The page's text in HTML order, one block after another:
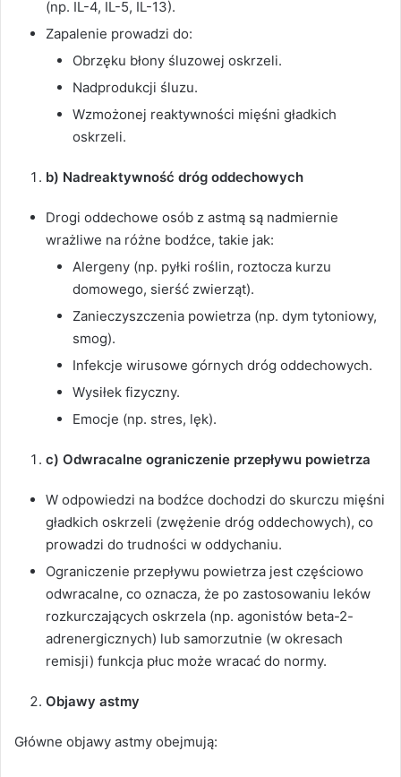
(np. IL-4, IL-5, IL-13).
Zapalenie prowadzi do:
Obrzęku błony śluzowej oskrzeli.
Nadprodukcji śluzu.
Wzmożonej reaktywności mięśni gładkich
oskrzeli.
b) Nadreaktywność dróg oddechowych
Drogi oddechowe osób z astmą są nadmiernie
wrażliwe na różne bodźce, takie jak:
Alergeny (np. pyłki roślin, roztocza kurzu
domowego, sierść zwierząt).
Zanieczyszczenia powietrza (np. dym tytoniowy,
smog).
Infekcje wirusowe górnych dróg oddechowych.
Wysiłek fizyczny.
Emocje (np. stres, lęk).
c) Odwracalne ograniczenie przepływu powietrza
W odpowiedzi na bodźce dochodzi do skurczu mięśni
gładkich oskrzeli (zwężenie dróg oddechowych), co
prowadzi do trudności w oddychaniu.
Ograniczenie przepływu powietrza jest częściowo
odwracalne, co oznacza, że po zastosowaniu leków
rozkurczających oskrzela (np. agonistów beta-2-
adrenergicznych) lub samorzutnie (w okresach
remisji) funkcja płuc może wracać do normy.
Objawy astmy
Główne objawy astmy obejmują: